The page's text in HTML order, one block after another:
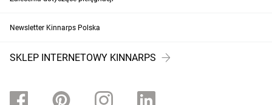
Newsletter Kinnarps Polska
SKLEP INTERNETOWY KINNARPS